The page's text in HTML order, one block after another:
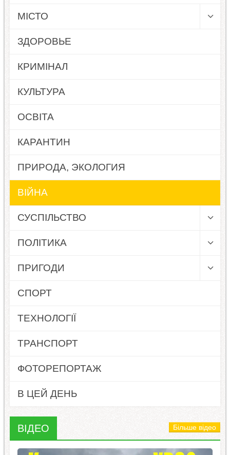
МІСТО
ЗДОРОВЬЕ
КРИМІНАЛ
КУЛЬТУРА
ОСВІТА
КАРАНТИН
ПРИРОДА, ЭКОЛОГИЯ
ВІЙНА
СУСПІЛЬСТВО
ПОЛІТИКА
ПРИГОДИ
СПОРТ
ТЕХНОЛОГІЇ
ТРАНСПОРТ
ФОТОРЕПОРТАЖ
В ЦЕЙ ДЕНЬ
ВІДЕО Більше відео